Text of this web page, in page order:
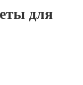
для